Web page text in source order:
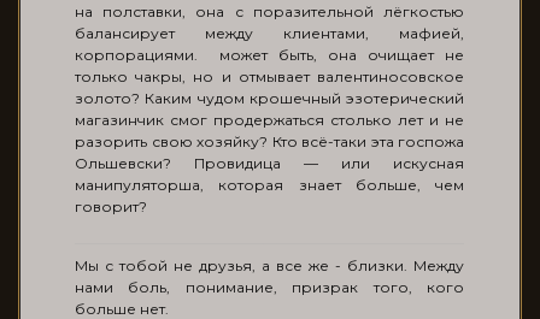
на полставки, она с поразительной лёгкостью
балансирует между клиентами, мафией,
корпорациями. может быть, она очищает не
только чакры, но и отмывает валентиносовское
золото? Каким чудом крошечный эзотерический
магазинчик смог продержаться столько лет и не
разорить свою хозяйку? Кто всё-таки эта госпожа
Ольшевски? Провидица — или искусная
манипуляторша, которая знает больше, чем
говорит?
Мы с тобой не друзья, а все же - близки. Между
нами боль, понимание, призрак того, кого
больше нет.